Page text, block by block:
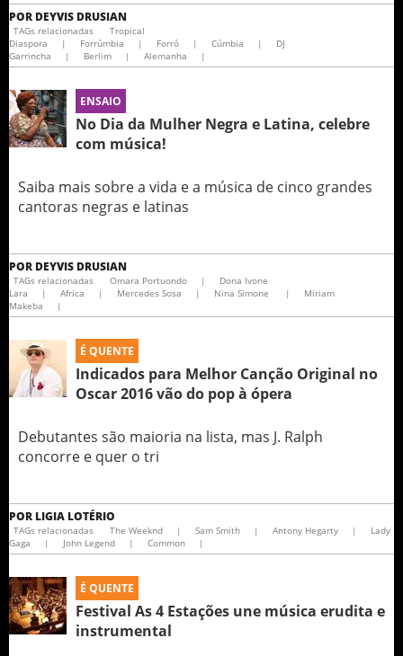
POR DEYVIS DRUSIAN
TAGs relacionadas
Tropical
Diaspora
| Forrúmbia | Forró | Cúmbia |
DJ
Garrincha
| Berlim | Alemanha |
ENSAIO
No Dia da Mulher Negra e Latina, celebre
com música!
Saiba mais sobre a vida e a música de cinco grandes
cantoras negras e latinas
POR DEYVIS DRUSIAN
TAGs relacionadas Omara Portuondo |
Dona Ivone
Lara
| Africa | Mercedes Sosa | Nina Simone |
Miriam
Makeba
|
É QUENTE
Indicados para Melhor Canção Original no
Oscar 2016 vão do pop à ópera
Debutantes são maioria na lista, mas J. Ralph
concorre e quer o tri
POR LIGIA LOTÉRIO
TAGs relacionadas The Weeknd | Sam Smith | Antony Hegarty |
Lady
Gaga
| John Legend | Common |
É QUENTE
Festival As 4 Estações une música erudita e
instrumental